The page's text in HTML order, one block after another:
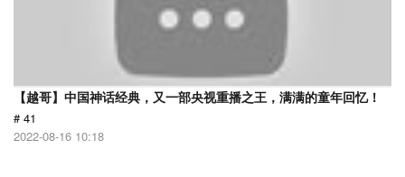
【越哥】中国神话经典，又一部央视重播之王，满满的童年回忆！
# 41
2022-08-16 10:18